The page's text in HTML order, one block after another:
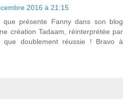
2016 à 21:15
que présente Fanny dans son blog
création Tadaam, réinterprétée par
doublement réussie ! Bravo à